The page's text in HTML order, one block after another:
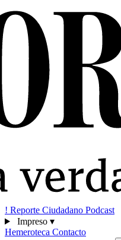
! Reporte Ciudadano Podcast
Impreso ▾
Hemeroteca Contacto